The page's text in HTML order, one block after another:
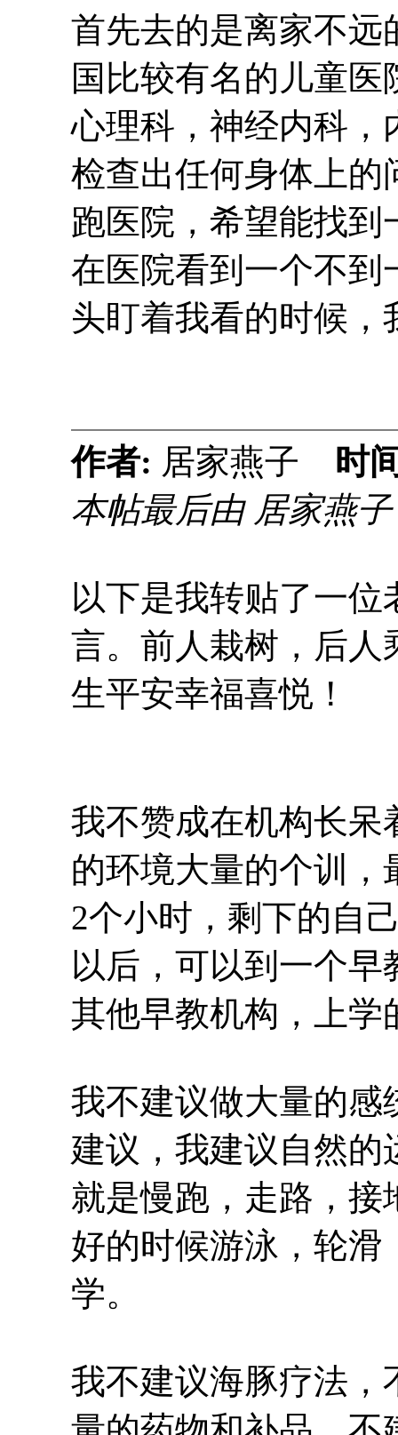
首先去的是离家不远
国比较有名的儿童
心理科，神经内科，
检查出任何身体上的
跑医院，希望能找
在医院看到一个不到
头盯着我看的时候，
作者: 居家燕子 时
本帖最后由 居家燕
以下是我转贴了一
言。前人栽树，后人
生平安幸福喜悦！
我不赞成在机构长呆
的环境大量的个训
2个小时，剩下的自
以后，可以到一个
其他早教机构，上学
我不建议做大量的感
建议，我建议自然的
就是慢跑，走路，接
好的时候游泳，轮滑
学。
我不建议海豚疗法，